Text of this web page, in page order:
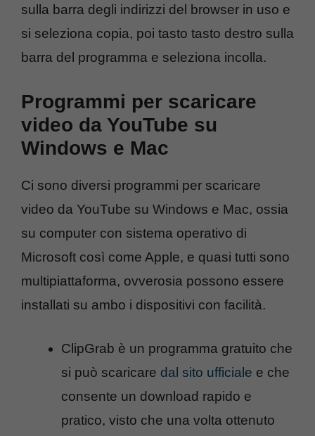
sulla barra degli indirizzi del browser in uso e
si seleziona copia, poi tasto tasto destro sulla
barra del programma e seleziona incolla.
Programmi per scaricare
video da YouTube su
Windows e Mac
Ci sono diversi programmi per scaricare
video da YouTube su Windows e Mac, ossia
su computer con sistema operativo di
Microsoft così come Apple, e quasi tutti sono
multipiattaforma, ovverosia possono essere
installati su ambo i dispositivi con facilità.
ClipGrab è un programma gratuito che
si può scaricare dal sito ufficiale e che
consente un download rapido e
pratico, visto che una volta ottenuto